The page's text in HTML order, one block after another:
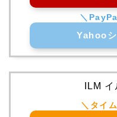
Yahoo
ILM